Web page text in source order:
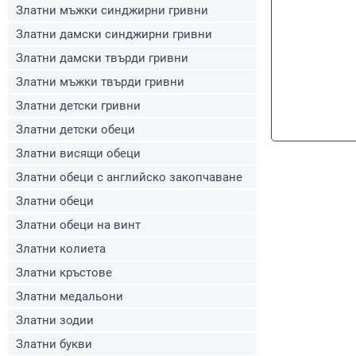
Златни мъжки синджирни гривни
Златни дамски синджирни гривни
Златни дамски твърди гривни
Златни мъжки твърди гривни
Златни детски гривни
Златни детски обеци
Златни висящи обеци
Златни обеци с английско закопчаване
Златни обеци
Златни обеци на винт
Златни колиета
Златни кръстове
Златни медальони
Златни зодии
Златни букви